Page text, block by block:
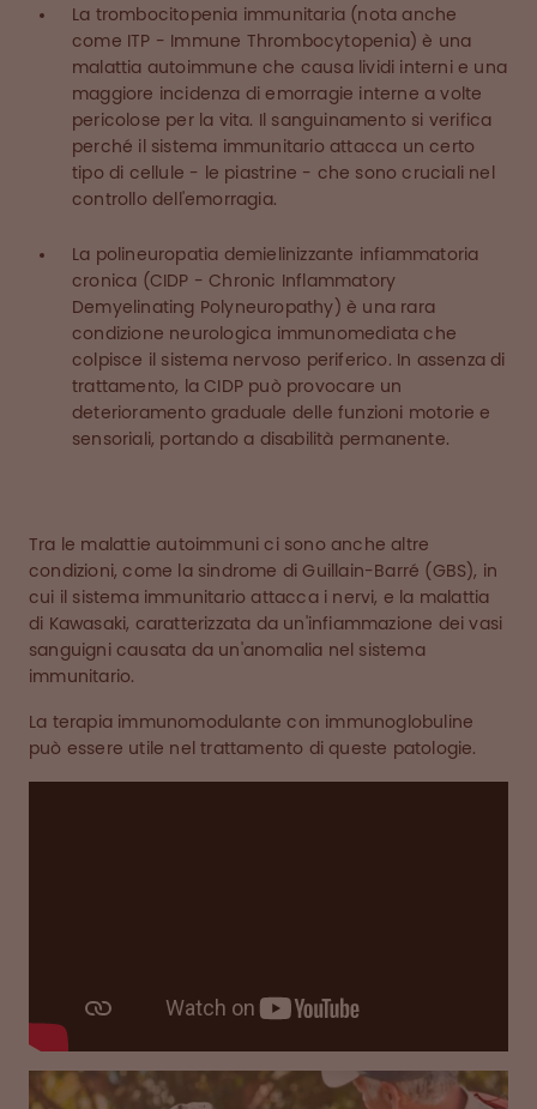
La trombocitopenia immunitaria (nota anche
come ITP - Immune Thrombocytopenia) è una
malattia autoimmune che causa lividi interni e una
maggiore incidenza di emorragie interne a volte
pericolose per la vita. Il sanguinamento si verifica
perché il sistema immunitario attacca un certo
tipo di cellule - le piastrine - che sono cruciali nel
controllo dell'emorragia.
La polineuropatia demielinizzante infiammatoria
cronica (CIDP - Chronic Inflammatory
Demyelinating Polyneuropathy) è una rara
condizione neurologica immunomediata che
colpisce il sistema nervoso periferico. In assenza di
trattamento, la CIDP può provocare un
deterioramento graduale delle funzioni motorie e
sensoriali, portando a disabilità permanente.
Tra le malattie autoimmuni ci sono anche altre
condizioni, come la sindrome di Guillain-Barré (GBS), in
cui il sistema immunitario attacca i nervi, e la malattia
di Kawasaki, caratterizzata da un'infiammazione dei vasi
sanguigni causata da un'anomalia nel sistema
immunitario.
La terapia immunomodulante con immunoglobuline
può essere utile nel trattamento di queste patologie.